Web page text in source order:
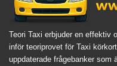
Teori Taxi erbjuder en effektiv
inför teoriprovet för Taxi
uppdaterade frågebanker som